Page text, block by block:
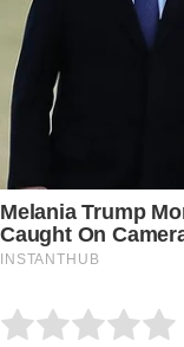
Rate this item: